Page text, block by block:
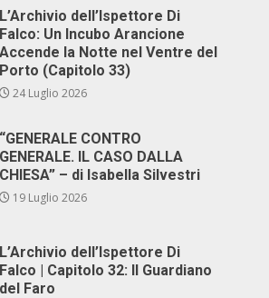
L’Archivio dell’Ispettore Di
Falco: Un Incubo Arancione
Accende la Notte nel Ventre del
Porto (Capitolo 33)
24 Luglio 2026
“GENERALE CONTRO
GENERALE. IL CASO DALLA
CHIESA” – di Isabella Silvestri
19 Luglio 2026
L’Archivio dell’Ispettore Di
Falco | Capitolo 32: Il Guardiano
del Faro